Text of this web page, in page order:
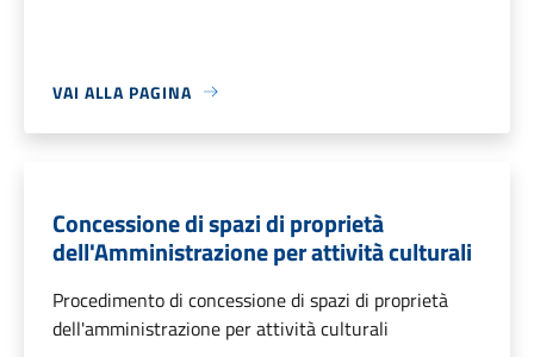
VAI ALLA PAGINA
Concessione di spazi di proprietà
dell'Amministrazione per attività culturali
Procedimento di concessione di spazi di proprietà
dell'amministrazione per attività culturali